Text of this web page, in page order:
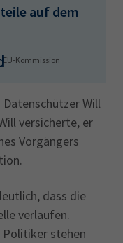
auf dem
EU-Kommission
Will
versicherte, er
Vorgängers
dass die
verlaufen.
Politiker stehen